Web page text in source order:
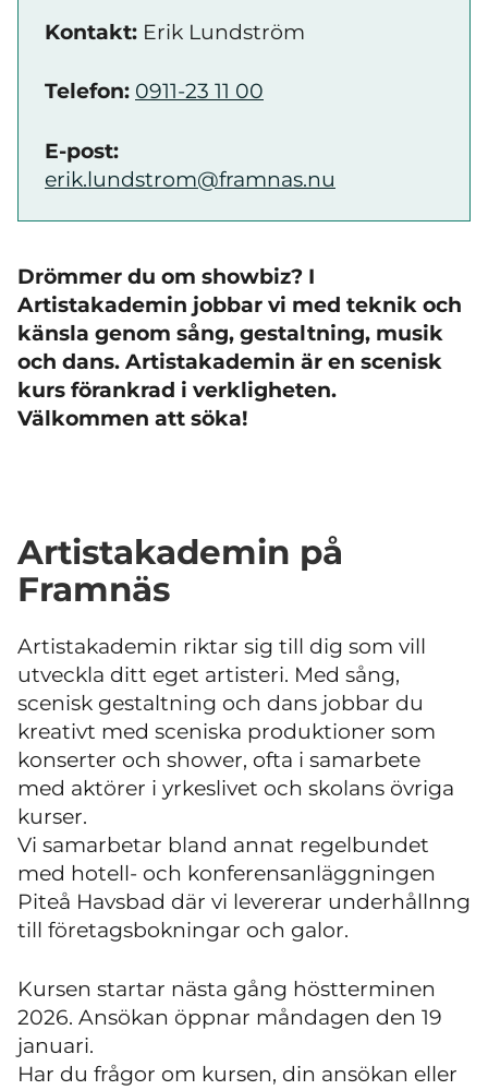
Kontakt: Erik Lundström
Telefon: 0911-23 11 00
E-post:
erik.lundstrom@framnas.nu
Drömmer du om showbiz? I
Artistakademin jobbar vi med teknik och
känsla genom sång, gestaltning, musik
och dans. Artistakademin är en scenisk
kurs förankrad i verkligheten.
Välkommen att söka!
Artistakademin på
Framnäs
Artistakademin riktar sig till dig som vill
utveckla ditt eget artisteri. Med sång,
scenisk gestaltning och dans jobbar du
kreativt med sceniska produktioner som
konserter och shower, ofta i samarbete
med aktörer i yrkeslivet och skolans övriga
kurser.
Vi samarbetar bland annat regelbundet
med hotell- och konferensanläggningen
Piteå Havsbad där vi levererar underhållnng
till företagsbokningar och galor.
Kursen startar nästa gång höstterminen
2026. Ansökan öppnar måndagen den 19
januari.
Har du frågor om kursen, din ansökan eller